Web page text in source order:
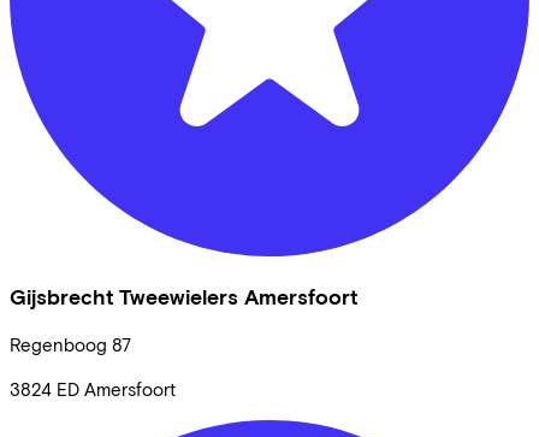
Gijsbrecht Tweewielers Amersfoort
Regenboog 87
3824 ED Amersfoort